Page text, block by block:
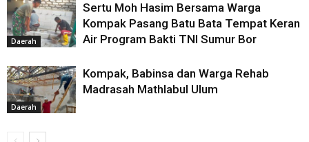
Daerah
Sertu Moh Hasim Bersama Warga
Kompak Pasang Batu Bata Tempat Keran
Air Program Bakti TNI Sumur Bor
Daerah
Kompak, Babinsa dan Warga Rehab
Madrasah Mathlabul Ulum